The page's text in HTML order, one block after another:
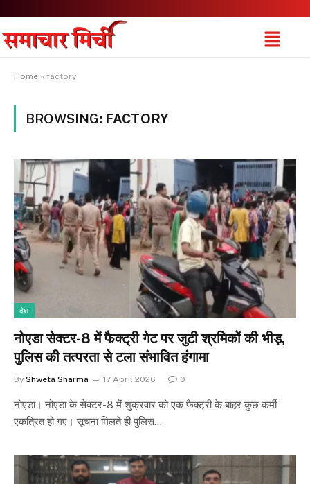
Home » factory
BROWSING: FACTORY
देश
नोएडा सेक्टर-8 में फैक्ट्री गेट पर जुटी श्रमिकों की भीड़,
पुलिस की तत्परता से टला संभावित हंगामा
By Shweta Sharma 17 April 2026 0
नोएडा। नोएडा के सेक्टर-8 में शुक्रवार को एक फैक्ट्री के बाहर कुछ कर्मी
एकत्रित हो गए। सूचना मिलते ही पुलिस…